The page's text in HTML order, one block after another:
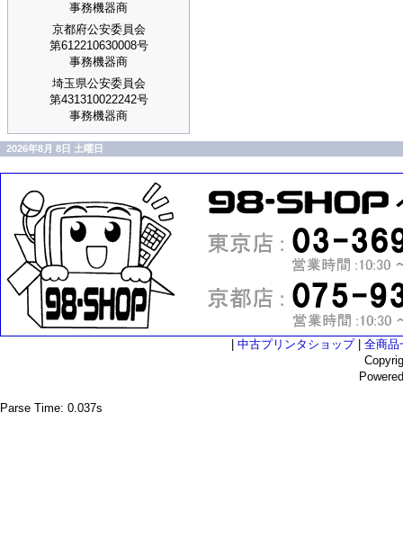
事務機器商
京都府公安委員会
第612210630008号
事務機器商
埼玉県公安委員会
第431310022242号
事務機器商
2026年8月 8日 土曜日
中古プリンタショップ| 全商品
Parse Time: 0.037s